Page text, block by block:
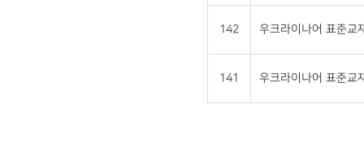
142 우크라이나어 표준교
141 우크라이나어 표준교